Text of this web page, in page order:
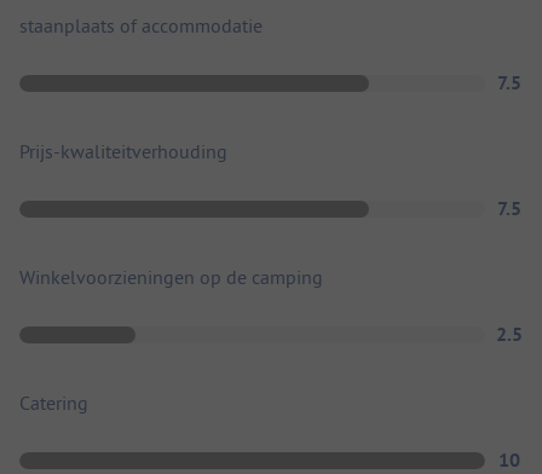
staanplaats of accommodatie
7.5
Prijs-kwaliteitverhouding
7.5
Winkelvoorzieningen op de camping
2.5
Catering
10